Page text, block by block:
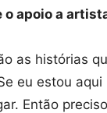
o apoio a
as histórias
eu estou aqui
Então